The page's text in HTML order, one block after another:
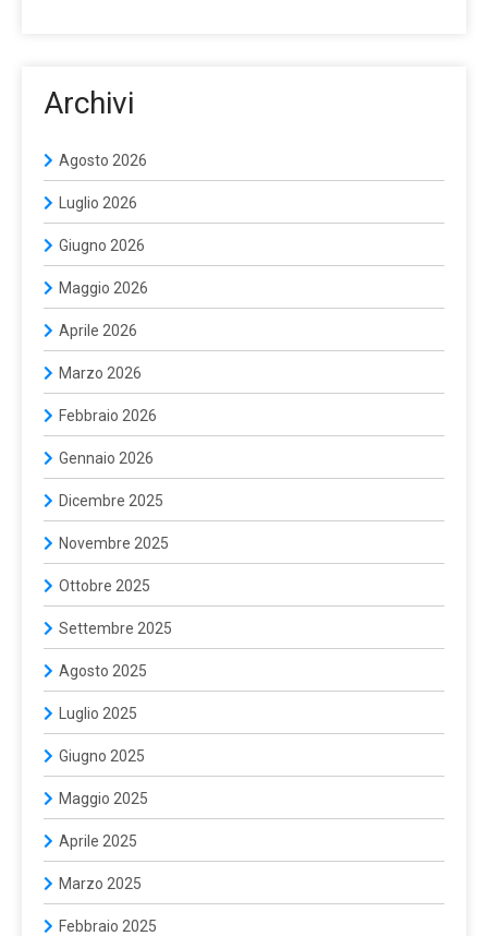
Archivi
Agosto 2026
Luglio 2026
Giugno 2026
Maggio 2026
Aprile 2026
Marzo 2026
Febbraio 2026
Gennaio 2026
Dicembre 2025
Novembre 2025
Ottobre 2025
Settembre 2025
Agosto 2025
Luglio 2025
Giugno 2025
Maggio 2025
Aprile 2025
Marzo 2025
Febbraio 2025